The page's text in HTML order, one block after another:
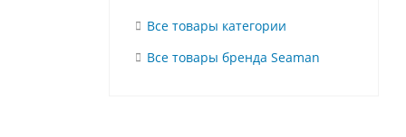
Все товары категории
Все товары бренда Seaman